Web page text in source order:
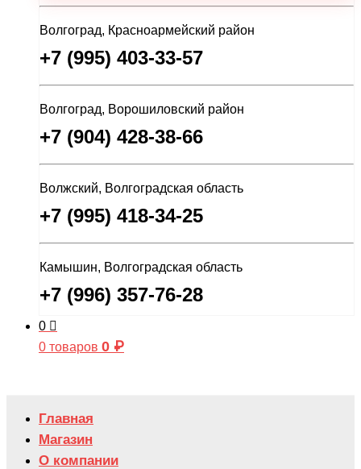
Волгоград, Красноармейский район
+7 (995) 403-33-57
Волгоград, Ворошиловский район
+7 (904) 428-38-66
Волжский, Волгоградская область
+7 (995) 418-34-25
Камышин, Волгоградская область
+7 (996) 357-76-28
0
0 товаров 0 ₽
Главная
Магазин
О компании